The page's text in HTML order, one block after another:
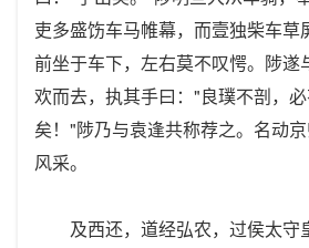
吏多盛饬车马帷幕，而壹独柴车草
前坐于车下，左右莫不叹愕。陟遂
欢而去，执其手曰："良璞不剖，
矣！"陟乃与袁逢共称荐之。名动
风采。
及西还，道经弘农，过侯太守